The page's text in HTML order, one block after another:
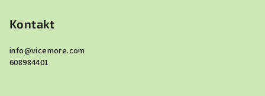
Kontakt
info@vicemore.com
608984401